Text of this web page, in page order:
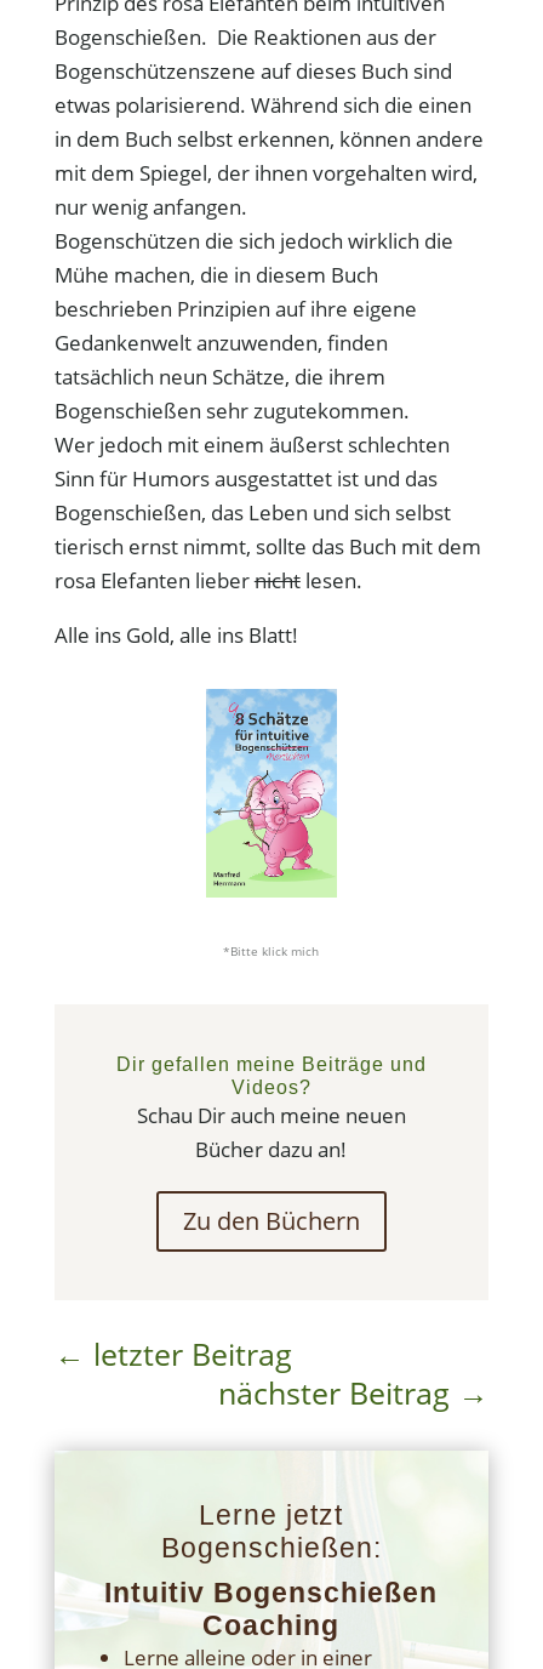
Bogenschießen. Die Reaktionen aus der
Bogenschützenszene auf dieses Buch sind
etwas polarisierend. Während sich die einen
in dem Buch selbst erkennen, können andere
mit dem Spiegel, der ihnen vorgehalten wird,
nur wenig anfangen.
Bogenschützen die sich jedoch wirklich die
Mühe machen, die in diesem Buch
beschrieben Prinzipien auf ihre eigene
Gedankenwelt anzuwenden, finden
tatsächlich neun Schätze, die ihrem
Bogenschießen sehr zugutekommen.
Wer jedoch mit einem äußerst schlechten
Sinn für Humors ausgestattet ist und das
Bogenschießen, das Leben und sich selbst
tierisch ernst nimmt, sollte das Buch mit dem
rosa Elefanten liebernichtlesen.
Alle ins Gold, alle ins Blatt!
*Bitte klick mich
Dir gefallen meine Beiträge und
Videos?
Schau Dir auch meine neuen
Bücher dazu an!
Zu den Büchern
← letzter Beitrag
nächster Beitrag →
Lerne jetzt
Bogenschießen:
Intuitiv Bogenschießen
Coaching
Lerne alleine oder in einer